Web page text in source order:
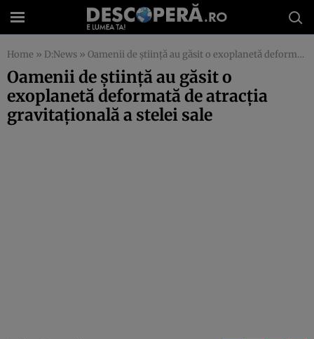
Home » D:News » Oamenii de ştiinţă au găsit o exoplanetă deformată de atracţia gravitaţională a stelei sale
Oamenii de ştiinţă au găsit o
exoplanetă deformată de atracţia
gravitaţională a stelei sale